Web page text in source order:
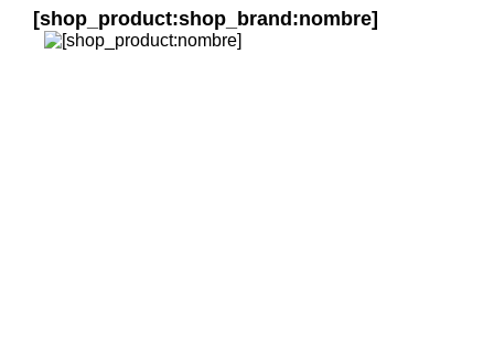
[shop_product:shop_brand:nombre]